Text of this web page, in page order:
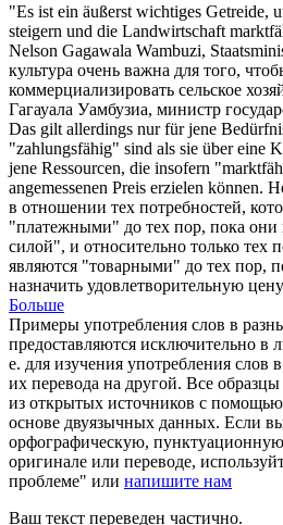
"Es ist ein äußerst wichtiges Getreide,
steigern und die Landwirtschaft
Nelson Gagawala Wambuzi,
культура очень важна для того,
коммерциализировать сельское
Гагауала Уамбузиа, министр
Das gilt allerdings nur für jene
"zahlungsfähig" sind als sie über eine
jene Ressourcen, die insofern "
angemessenen Preis erzielen können.
в отношении тех потребностей,
"платежными" до тех пор, пока они
силой", и относительно только тех
являются "товарными" до тех пор,
назначить удовлетворительную
Больше
Примеры употребления слов в
предоставляются исключительно в
е. для изучения употребления слов
их перевода на другой. Все
из открытых источников с
основе двуязычных данных. Если
орфографическую,
оригинале или переводе,
проблеме" или напишите нам
Ваш текст переведен частично.